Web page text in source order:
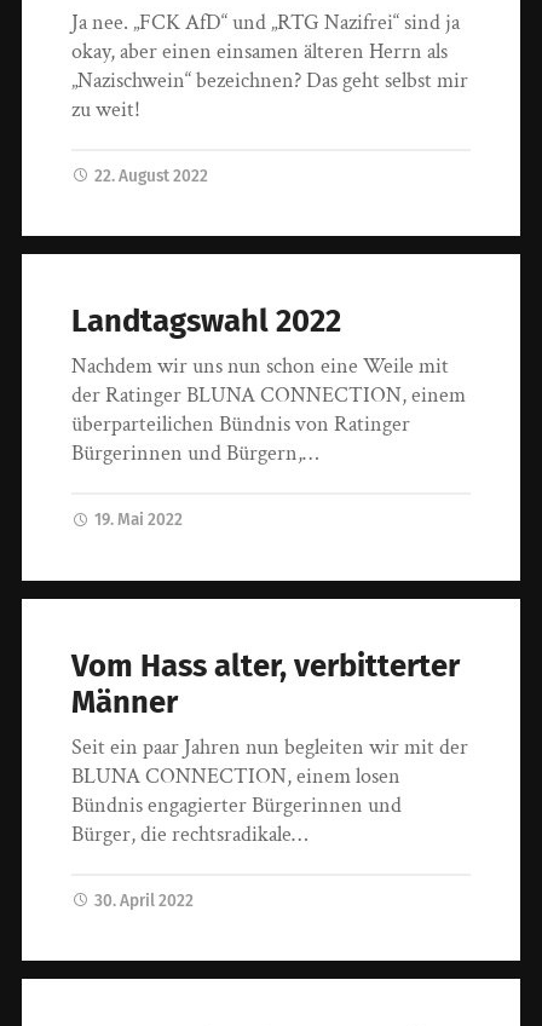
Ja nee. „FCK AfD“ und „RTG Nazifrei“ sind ja
okay, aber einen einsamen älteren Herrn als
„Nazischwein“ bezeichnen? Das geht selbst mir
zu weit!
22. August 2022
Landtagswahl 2022
Nachdem wir uns nun schon eine Weile mit
der Ratinger BLUNA CONNECTION, einem
überparteilichen Bündnis von Ratinger
Bürgerinnen und Bürgern,…
19. Mai 2022
Vom Hass alter, verbitterter
Männer
Seit ein paar Jahren nun begleiten wir mit der
BLUNA CONNECTION, einem losen
Bündnis engagierter Bürgerinnen und
Bürger, die rechtsradikale…
30. April 2022